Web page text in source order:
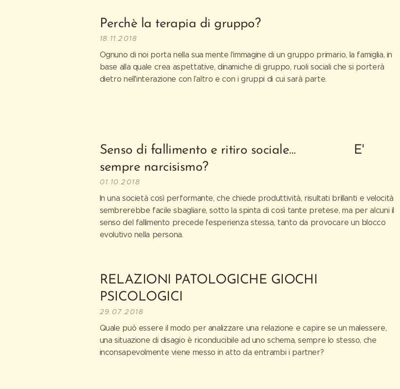
Perchè la terapia di gruppo?
18.11.2018
Ognuno di noi porta nella sua mente l'immagine di un gruppo primario, la famiglia, in
base alla quale crea aspettative, dinamiche di gruppo, ruoli sociali che si porterà
dietro nell'interazione con l'altro e con i gruppi di cui sarà parte.
Senso di fallimento e ritiro sociale… E'
sempre narcisismo?
01.10.2018
In una società così performante, che chiede produttività, risultati brillanti e velocità
sembrerebbe facile sbagliare, sotto la spinta di così tante pretese, ma per alcuni il
senso del fallimento precede l'esperienza stessa, tanto da provocare un blocco
evolutivo nella persona.
RELAZIONI PATOLOGICHE GIOCHI
PSICOLOGICI
29.07.2018
Quale può essere il modo per analizzare una relazione e capire se un malessere,
una situazione di disagio è riconducibile ad uno schema, sempre lo stesso, che
inconsapevolmente viene messo in atto da entrambi i partner?